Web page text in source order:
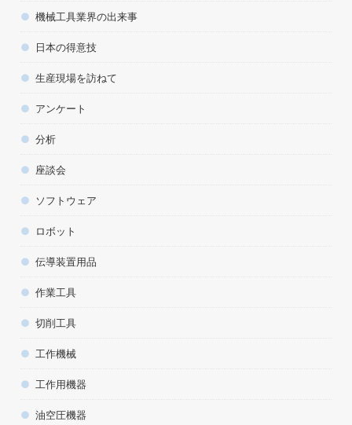
機械工具業界の出来事
日本の得意技
生産現場を訪ねて
アンケート
分析
座談会
ソフトウェア
ロボット
伝導装置用品
作業工具
切削工具
工作機械
工作用機器
油空圧機器